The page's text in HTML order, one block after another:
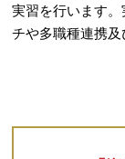
実習を行います
チや多職種連携及